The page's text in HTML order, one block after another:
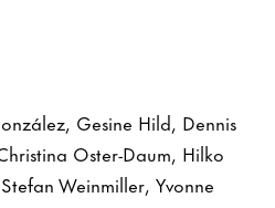
Gesine Hild, Dennis
Oster-Daum, Hilko
Weinmiller, Yvonne